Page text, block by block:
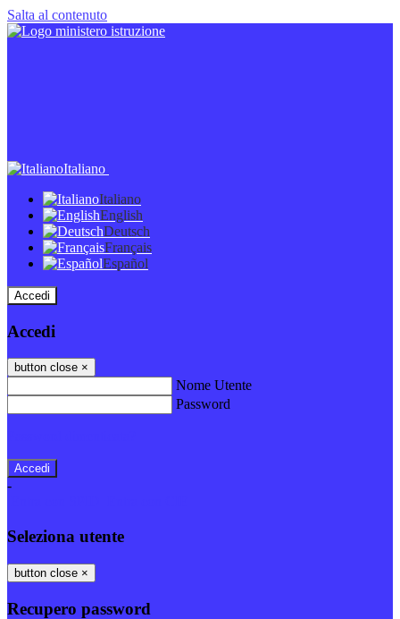
Salta al contenuto
Italiano
Italiano
English
Deutsch
Français
Español
Accedi
Accedi
button close ×
Nome Utente
Password
-
Seleziona utente
button close ×
Recupero password